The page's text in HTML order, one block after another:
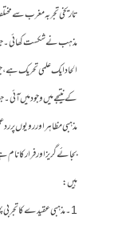
تاریخی تجربہ مغرب سے
مذہب نے شکست کھائی۔
الحاد ایک علمی تحریک
کے نتیجے میں وجود میں
مذہبی مظاہر اور رویوں پر
بجائے گریز اور فرار کا
ہیں:
1۔ مذہبی عقیدے کا تجربی پہلو 2۔ اخلاقی بحران 3 مذہب کی سیاسی تشکیل